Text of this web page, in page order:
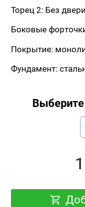
Торец 2: Без
Боковые
Покрытие:
Фундамент: